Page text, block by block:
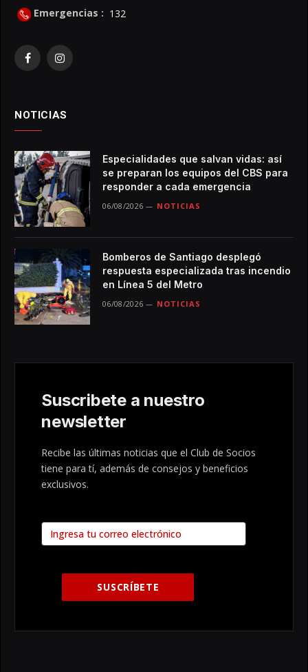
Emergencias : 132
FacebookInstagram
NOTICIAS
Especialidades que salvan vidas: así
se preparan los equipos del CBS para
responder a cada emergencia
06/08/2026 NOTICIAS
Bomberos de Santiago desplegó
respuesta especializada tras incendio
en Línea 5 del Metro
06/08/2026 NOTICIAS
Suscribete a nuestro
newsletter
Recibe las últimas noticias que el Club de Socios
tiene para tí, además de consejos y beneficios
exclusivos.